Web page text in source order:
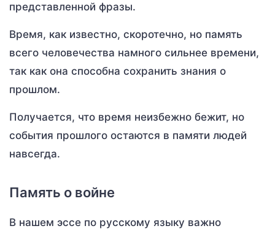
представленной фразы.
Время, как известно, скоротечно, но память
всего человечества намного сильнее времени,
так как она способна сохранить знания о
прошлом.
Получается, что время неизбежно бежит, но
события прошлого остаются в памяти людей
навсегда.
Память о войне
В нашем эссе по русскому языку важно